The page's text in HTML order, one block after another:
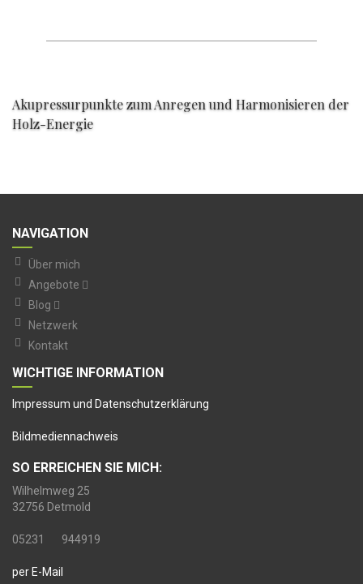
Akupressurpunkte zum Anregen und Harmonisieren der
Holz-Energie
NAVIGATION
Über mich
Angebote
Blog
Netzwerk
Kontakt
WICHTIGE INFORMATION
mpressum und Datenschutzerklärung
Bildmediennachweis
SO ERREICHEN SIE MICH:
Wilhelmweg 25
32756 Detmold
05231 944919
per E-Mail